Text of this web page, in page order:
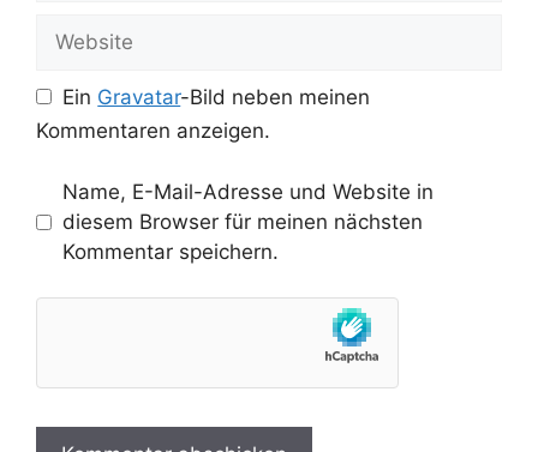
Website
Ein Gravatar-Bild neben meinen
Kommentaren anzeigen.
Name, E-Mail-Adresse und Website in
diesem Browser für meinen nächsten
Kommentar speichern.